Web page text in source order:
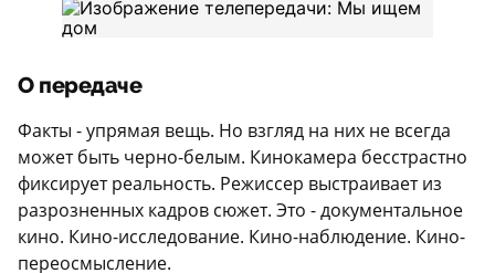
О передаче
Факты - упрямая вещь. Но взгляд на них не всегда
может быть черно-белым. Кинокамера бесстрастно
фиксирует реальность. Режиссер выстраивает из
разрозненных кадров сюжет. Это - документальное
кино. Кино-исследование. Кино-наблюдение. Кино-
переосмысление.